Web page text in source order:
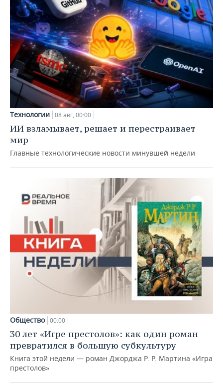
Технологии 08 авг, 00:00
ИИ взламывает, решает и перестраивает
мир
Главные технологические новости минувшей недели
Общество 00:00
30 лет «Игре престолов»: как один роман
превратился в большую субкультуру
Книга этой недели — роман Джорджа Р. Р. Мартина «Игра
престолов»